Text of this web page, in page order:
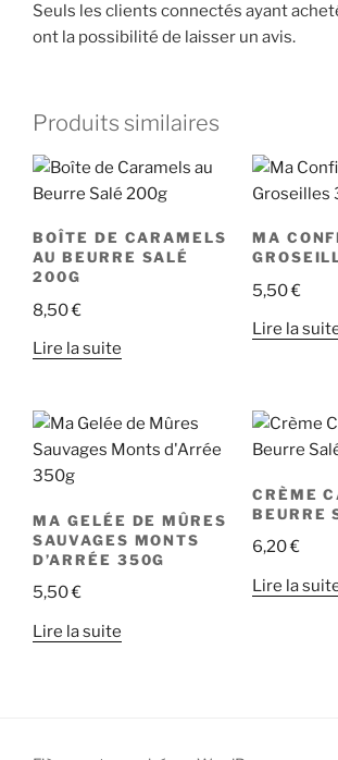
Seuls les clients connectés ayant
ont la possibilité de laisser un avis.
Produits similaires
BOÎTE DE CARAMELS
AU BEURRE SALÉ
200G
8,50€
Lire la suite
MA
5,50€
Lire la
MA GELÉE DE MÛRES
SAUVAGES MONTS
D’ARRÉE 350G
5,50€
Lire la suite
CRÈME
BEURRE
6,20€
Lire la